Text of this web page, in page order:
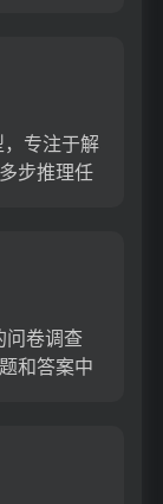
专注于解
步推理任
问卷调查
和答案中